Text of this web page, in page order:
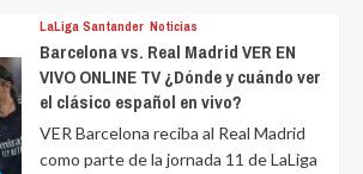
sobre
LaLiga Santander Noticias
Barcelona vs. Real Madrid VER EN
VIVO ONLINE TV ¿Dónde y cuándo ver
el clásico español en vivo?
VER Barcelona reciba al Real Madrid
como parte de la jornada 11 de LaLiga